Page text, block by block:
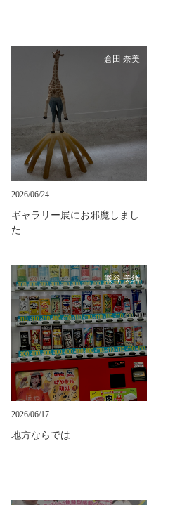
倉田 奈美
2026/06/24
ギャラリー展にお邪魔しまし
た
熊谷 美緒
2026/06/17
地方ならでは